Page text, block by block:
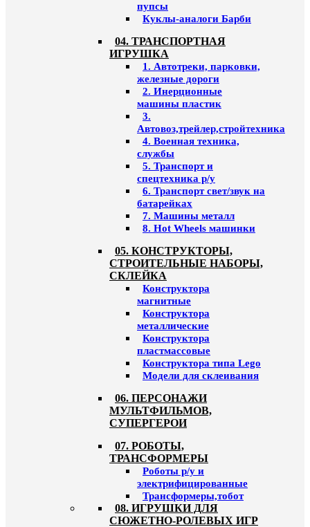
пупсы
Куклы-аналоги Барби
04. ТРАНСПОРТНАЯ
ИГРУШКА
1. Автотреки, парковки,
железные дороги
2. Инерционные
машины пластик
3.
Автовоз,трейлер,стройтехника
4. Военная техника,
службы
5. Транспорт и
спецтехника р/у
6. Транспорт свет/звук на
батарейках
7. Машины металл
8. Hot Wheels машинки
05. КОНСТРУКТОРЫ,
СТРОИТЕЛЬНЫЕ НАБОРЫ,
СКЛЕЙКА
Конструктора
магнитные
Конструктора
металлические
Конструктора
пластмассовые
Конструктора типа Lego
Модели для склеивания
06. ПЕРСОНАЖИ
МУЛЬТФИЛЬМОВ,
СУПЕРГЕРОИ
07. РОБОТЫ,
ТРАНСФОРМЕРЫ
Роботы р/у и
электрифицированные
Трансформеры,тобот
08. ИГРУШКИ ДЛЯ
СЮЖЕТНО-РОЛЕВЫХ ИГР